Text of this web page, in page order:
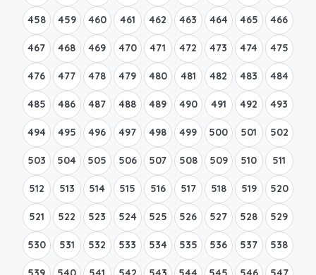
458 459 460 461 462 463 464 465 466
467 468 469 470 471 472 473 474 475
476 477 478 479 480 481 482 483 484
485 486 487 488 489 490 491 492 493
494 495 496 497 498 499 500 501 502
503 504 505 506 507 508 509 510 511
512 513 514 515 516 517 518 519 520
521 522 523 524 525 526 527 528 529
530 531 532 533 534 535 536 537 538